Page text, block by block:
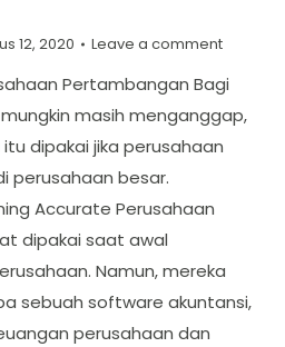
12, 2020 Leave a comment
Pertambangan Bagi
masih menganggap,
dipakai jika perusahaan
perusahaan besar.
Accurate Perusahaan
dipakai saat awal
Namun, mereka
sebuah software akuntansi,
perusahaan dan